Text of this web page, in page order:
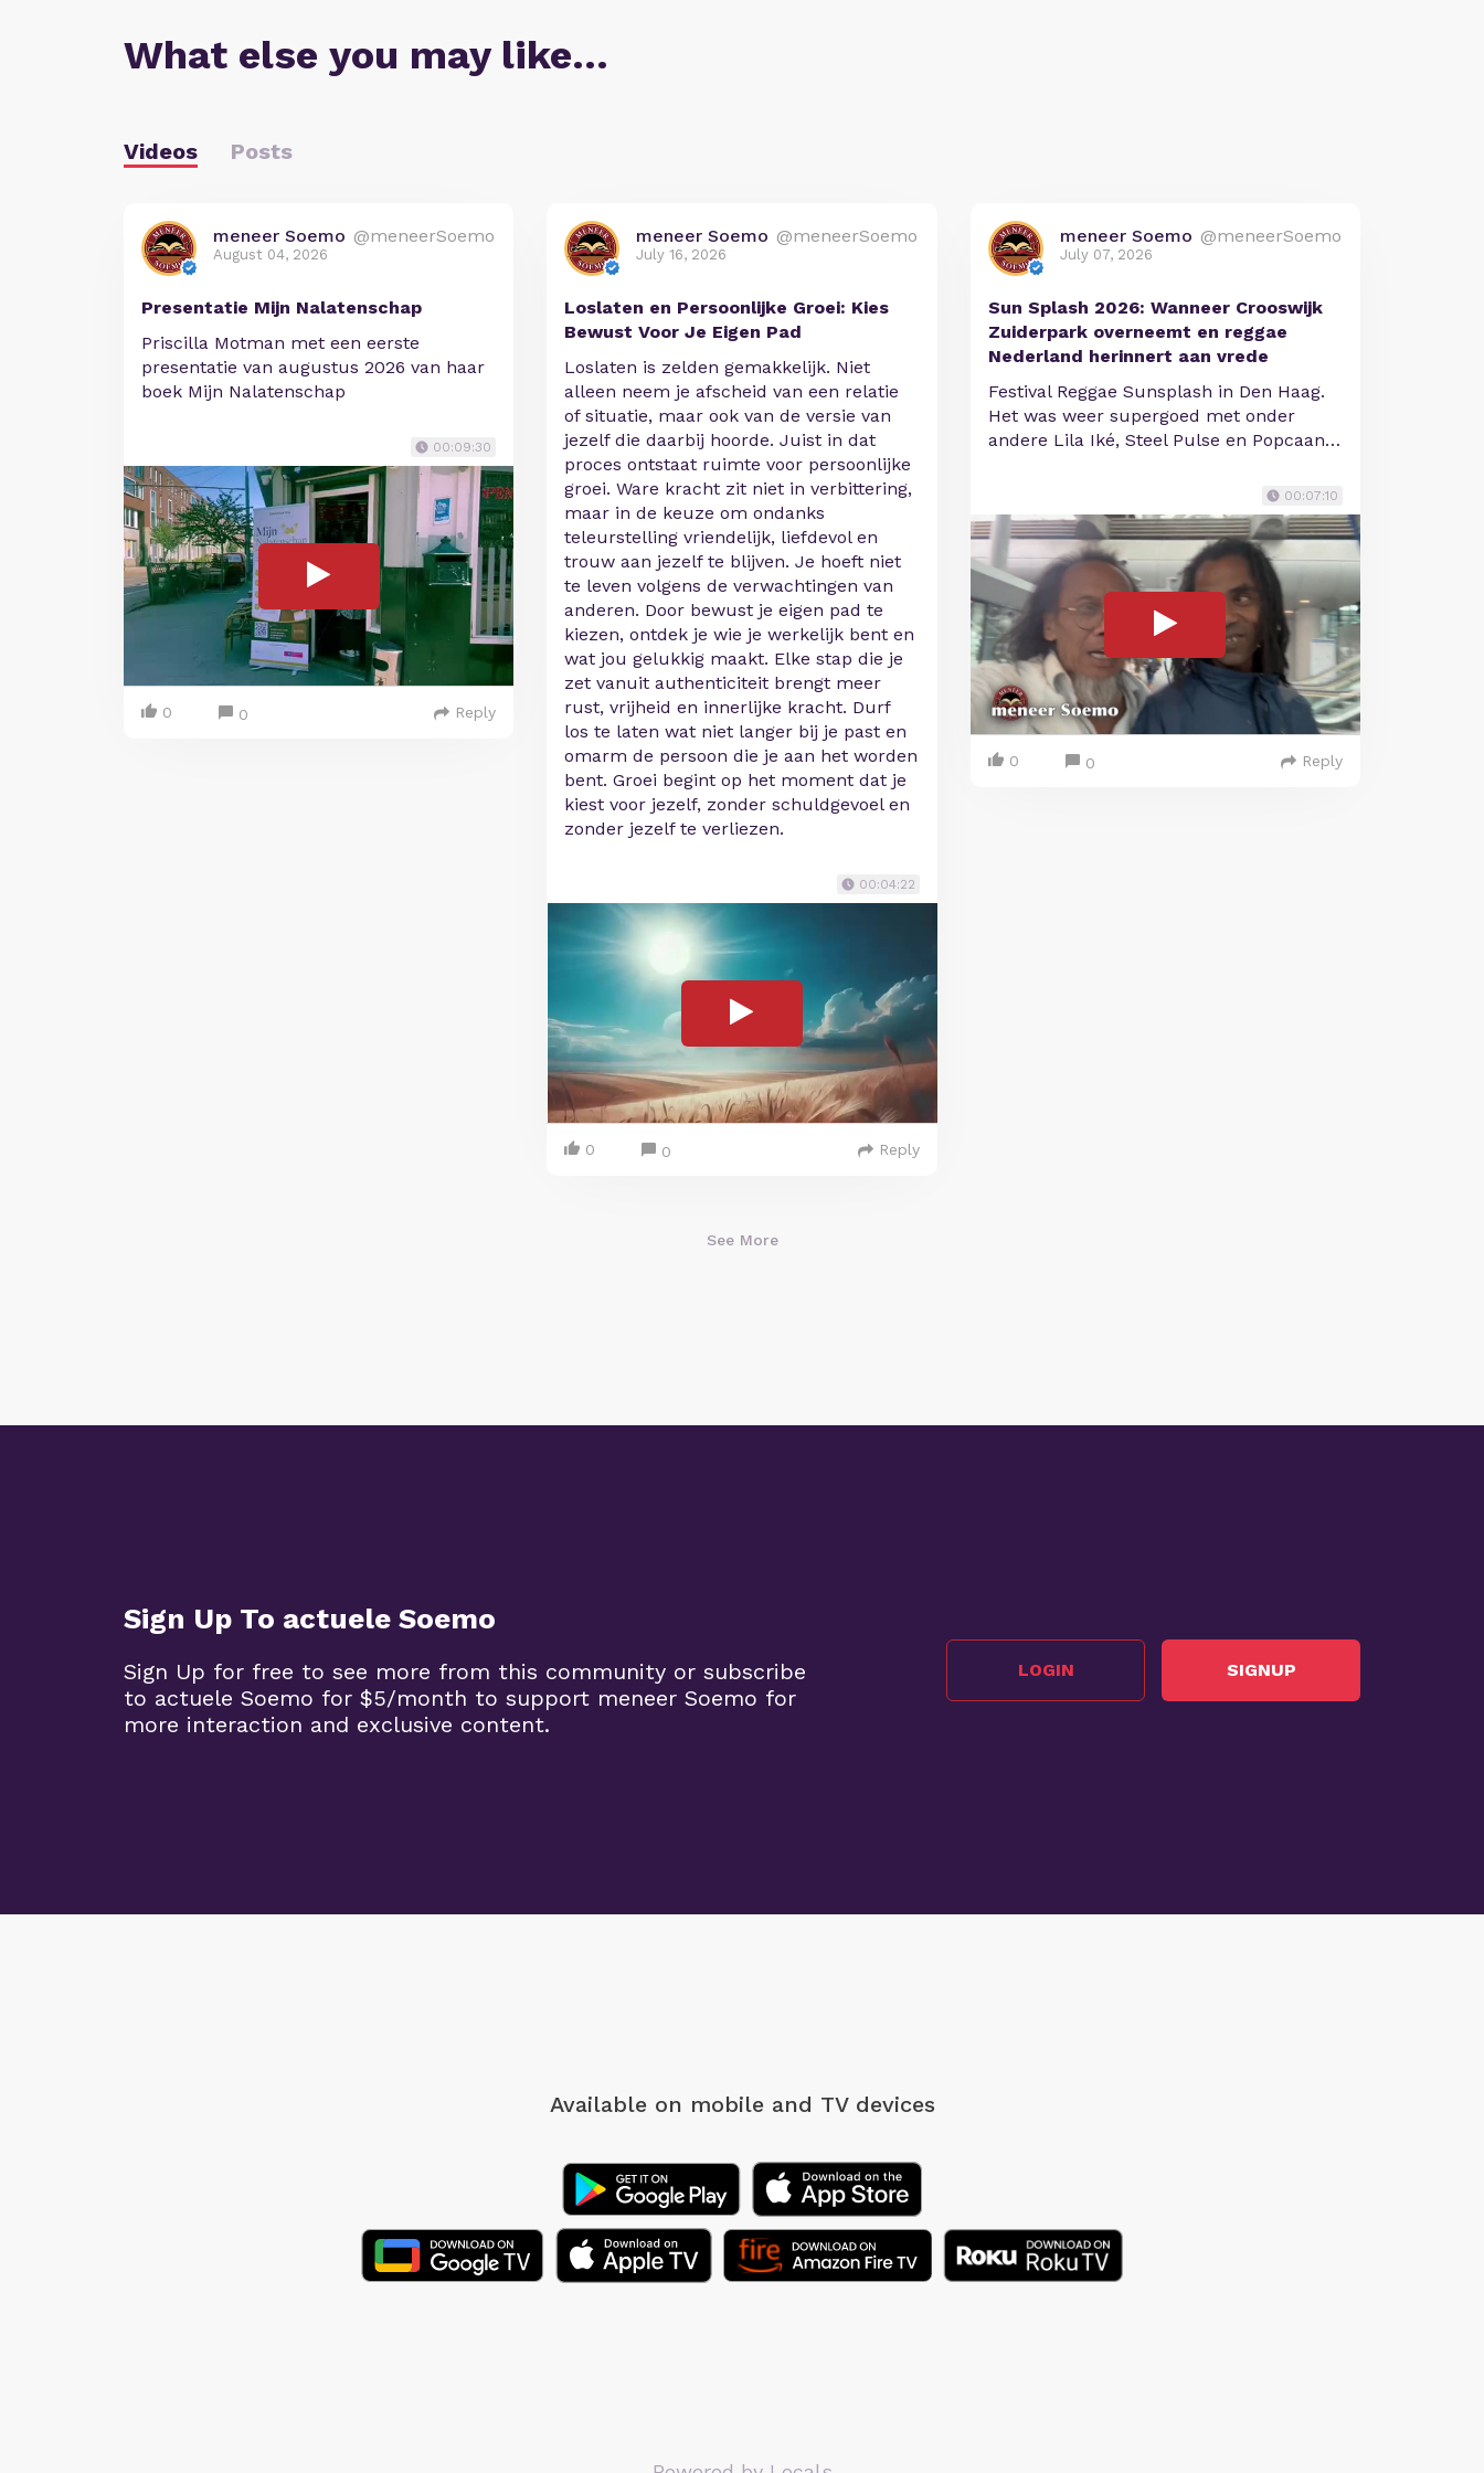
What else you may like…
Videos Posts
meneer Soemo @meneerSoemo
August 04, 2026
Presentatie Mijn Nalatenschap
Priscilla Motman met een eerste
presentatie van augustus 2026 van haar
boek Mijn Nalatenschap
00:09:30
0 0 Reply
meneer Soemo @meneerSoemo
July 16, 2026
Loslaten en Persoonlijke Groei: Kies
Bewust Voor Je Eigen Pad
Loslaten is zelden gemakkelijk. Niet
alleen neem je afscheid van een relatie
of situatie, maar ook van de versie van
jezelf die daarbij hoorde. Juist in dat
proces ontstaat ruimte voor persoonlijke
groei. Ware kracht zit niet in verbittering,
maar in de keuze om ondanks
teleurstelling vriendelijk, liefdevol en
trouw aan jezelf te blijven. Je hoeft niet
te leven volgens de verwachtingen van
anderen. Door bewust je eigen pad te
kiezen, ontdek je wie je werkelijk bent en
wat jou gelukkig maakt. Elke stap die je
zet vanuit authenticiteit brengt meer
rust, vrijheid en innerlijke kracht. Durf
los te laten wat niet langer bij je past en
omarm de persoon die je aan het worden
bent. Groei begint op het moment dat je
kiest voor jezelf, zonder schuldgevoel en
zonder jezelf te verliezen.
00:04:22
0 0 Reply
meneer Soemo @meneerSoemo
July 07, 2026
Sun Splash 2026: Wanneer Crooswijk
Zuiderpark overneemt en reggae
Nederland herinnert aan vrede
Festival Reggae Sunsplash in Den Haag.
Het was weer supergoed met onder
andere Lila Iké, Steel Pulse en Popcaan…
00:07:10
0 0 Reply
See More
Sign Up To actuele Soemo
Sign Up for free to see more from this community or subscribe
to actuele Soemo for $5/month to support meneer Soemo for
more interaction and exclusive content.
LOGIN SIGNUP
Available on mobile and TV devices